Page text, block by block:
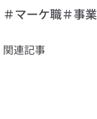
＃マーケ職＃事業
関連記事